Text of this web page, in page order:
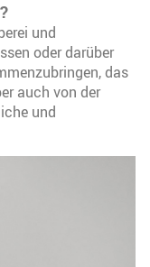
und
oder darüber
das
auch von der
und